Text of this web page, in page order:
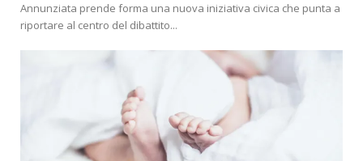
Annunziata prende forma una nuova iniziativa civica che punta a
riportare al centro del dibattito...